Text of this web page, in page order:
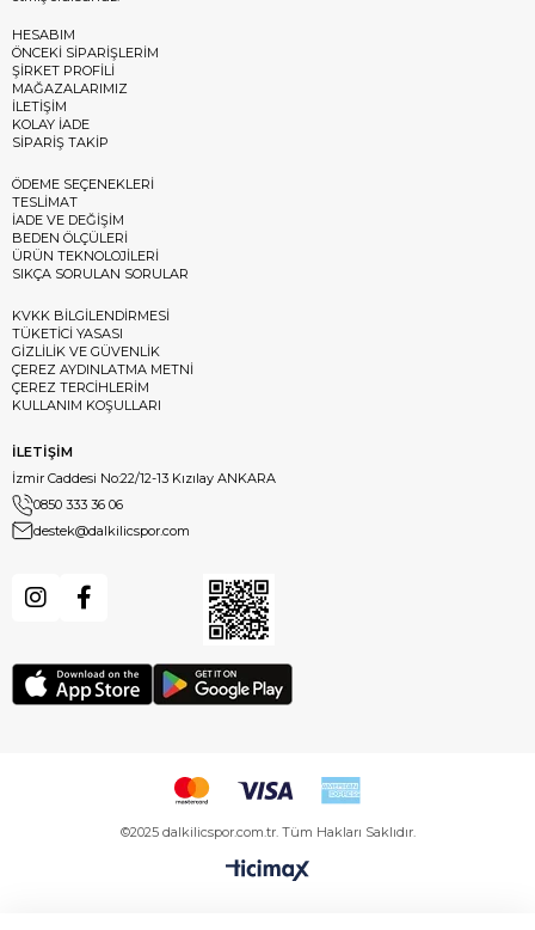
HESABIM
ÖNCEKİ SİPARİŞLERİM
ŞİRKET PROFİLİ
MAĞAZALARIMIZ
İLETİŞİM
KOLAY İADE
SİPARİŞ TAKİP
ÖDEME SEÇENEKLERİ
TESLİMAT
İADE VE DEĞİŞİM
BEDEN ÖLÇÜLERİ
ÜRÜN TEKNOLOJİLERİ
SIKÇA SORULAN SORULAR
KVKK BİLGİLENDİRMESİ
TÜKETİCİ YASASI
GİZLİLİK VE GÜVENLİK
ÇEREZ AYDINLATMA METNİ
ÇEREZ TERCİHLERİM
KULLANIM KOŞULLARI
İLETİŞİM
İzmir Caddesi No:22/12-13 Kızılay ANKARA
0850 333 36 06
destek@dalkilicspor.com
©2025 dalkilicspor.com.tr. Tüm Hakları Saklıdır.